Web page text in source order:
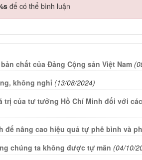
để có thể bình luận
chất của Đảng Cộng sản Việt Nam
không nghỉ (13/08/2024)
trị của tư tưởng Hồ Chí Minh đối với
để nâng cao hiệu quả tự phê bình và
chúng ta không được tự mãn (04/10/